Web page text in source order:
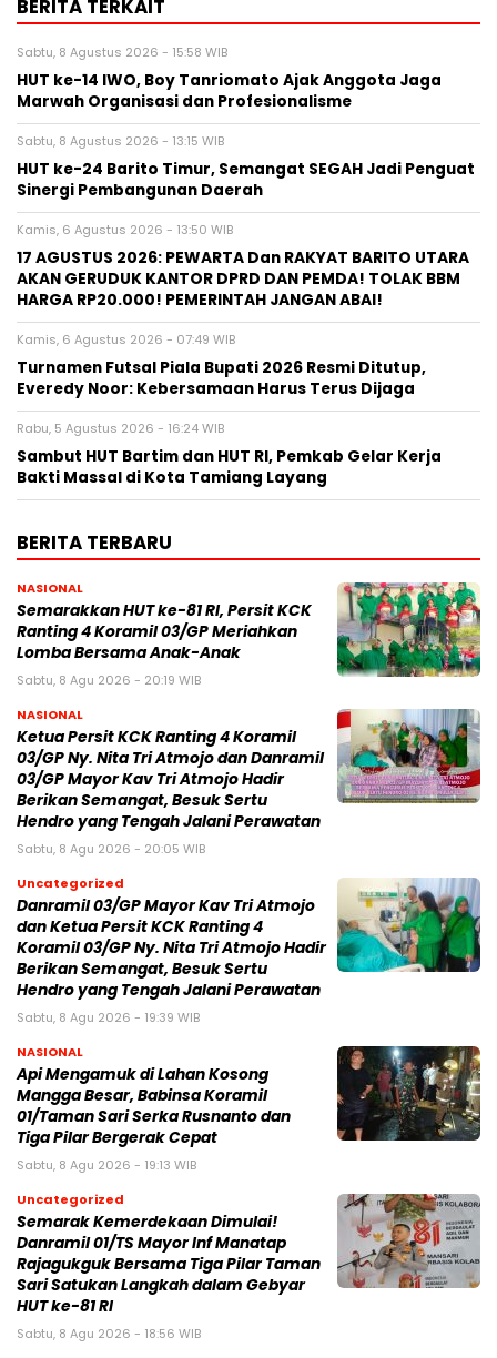
BERITA TERKAIT
Sabtu, 8 Agustus 2026 - 15:58 WIB
HUT ke-14 IWO, Boy Tanriomato Ajak Anggota Jaga
Marwah Organisasi dan Profesionalisme
Sabtu, 8 Agustus 2026 - 13:15 WIB
HUT ke-24 Barito Timur, Semangat SEGAH Jadi Penguat
Sinergi Pembangunan Daerah
Kamis, 6 Agustus 2026 - 13:50 WIB
17 AGUSTUS 2026: PEWARTA Dan RAKYAT BARITO UTARA
AKAN GERUDUK KANTOR DPRD DAN PEMDA! TOLAK BBM
HARGA RP20.000! PEMERINTAH JANGAN ABAI!
Kamis, 6 Agustus 2026 - 07:49 WIB
Turnamen Futsal Piala Bupati 2026 Resmi Ditutup,
Everedy Noor: Kebersamaan Harus Terus Dijaga
Rabu, 5 Agustus 2026 - 16:24 WIB
Sambut HUT Bartim dan HUT RI, Pemkab Gelar Kerja
Bakti Massal di Kota Tamiang Layang
BERITA TERBARU
NASIONAL
Semarakkan HUT ke-81 RI, Persit KCK
Ranting 4 Koramil 03/GP Meriahkan
Lomba Bersama Anak-Anak
Sabtu, 8 Agu 2026 - 20:19 WIB
NASIONAL
Ketua Persit KCK Ranting 4 Koramil
03/GP Ny. Nita Tri Atmojo dan Danramil
03/GP Mayor Kav Tri Atmojo Hadir
Berikan Semangat, Besuk Sertu
Hendro yang Tengah Jalani Perawatan
Sabtu, 8 Agu 2026 - 20:05 WIB
Uncategorized
Danramil 03/GP Mayor Kav Tri Atmojo
dan Ketua Persit KCK Ranting 4
Koramil 03/GP Ny. Nita Tri Atmojo Hadir
Berikan Semangat, Besuk Sertu
Hendro yang Tengah Jalani Perawatan
Sabtu, 8 Agu 2026 - 19:39 WIB
NASIONAL
Api Mengamuk di Lahan Kosong
Mangga Besar, Babinsa Koramil
01/Taman Sari Serka Rusnanto dan
Tiga Pilar Bergerak Cepat
Sabtu, 8 Agu 2026 - 19:13 WIB
Uncategorized
Semarak Kemerdekaan Dimulai!
Danramil 01/TS Mayor Inf Manatap
Rajagukguk Bersama Tiga Pilar Taman
Sari Satukan Langkah dalam Gebyar
HUT ke-81 RI
Sabtu, 8 Agu 2026 - 18:56 WIB